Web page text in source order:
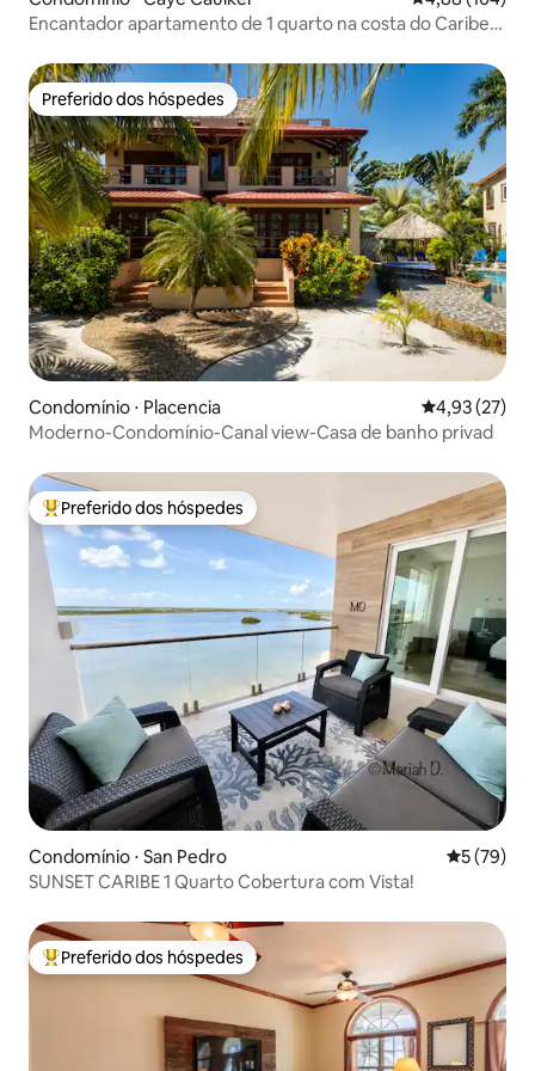
Encantador apartamento de 1 quarto na costa do Caribe
Preferido dos hóspedes
Preferido dos hóspedes
Condomínio ⋅ Placencia 4,93 de uma
4,93 (27)
Moderno-Condomínio-Canal view-Casa de banho privad
Entre os melhores preferidos dos hóspedes
Preferido dos hóspedes
Condomínio ⋅ San Pedro 5 de uma
5 (79)
SUNSET CARIBE 1 Quarto Cobertura com Vista!
Entre os melhores preferidos dos hóspedes
Preferido dos hóspedes